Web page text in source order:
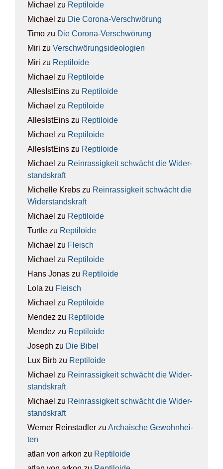
Michael zu Rep­ti­lo­ide
Michael zu Die Coro­na-Ver­schwö­rung
Timo zu Die Coro­na-Ver­schwö­rung
Miri zu Ver­schwö­rungs­ideo­lo­gien
Miri zu Rep­ti­lo­ide
Michael zu Rep­ti­lo­ide
AllesIstEins zu Rep­ti­lo­ide
Michael zu Rep­ti­lo­ide
AllesIstEins zu Rep­ti­lo­ide
Michael zu Rep­ti­lo­ide
AllesIstEins zu Rep­ti­lo­ide
Michael zu Rein­ras­sig­keit schwächt die Wider­
stands­kraft
Michelle Krebs zu Rein­ras­sig­keit schwächt die
Wider­stands­kraft
Michael zu Rep­ti­lo­ide
Turtle zu Rep­ti­lo­ide
Michael zu Fleisch
Michael zu Rep­ti­lo­ide
Hans Jonas zu Rep­ti­lo­ide
Lola zu Fleisch
Michael zu Rep­ti­lo­ide
Mendez zu Rep­ti­lo­ide
Mendez zu Rep­ti­lo­ide
Joseph zu Die Bibel
Lux Birb zu Rep­ti­lo­ide
Michael zu Rein­ras­sig­keit schwächt die Wider­
stands­kraft
Michael zu Rein­ras­sig­keit schwächt die Wider­
stands­kraft
Werner Reinstadler zu Archai­sche Gewohn­hei­
ten
atlan von arkon zu Rep­ti­lo­ide